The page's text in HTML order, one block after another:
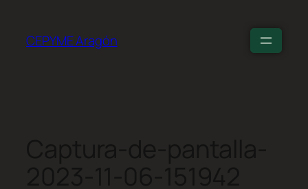
CEPYME Aragón